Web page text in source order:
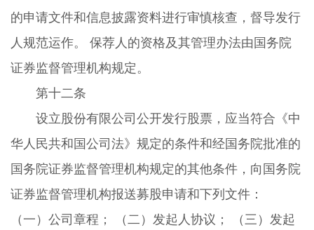
的申请文件和信息披露资料进行审慎核查，督导发行
人规范运作。 保荐人的资格及其管理办法由国务院
证券监督管理机构规定。
第十二条
设立股份有限公司公开发行股票，应当符合《中
华人民共和国公司法》规定的条件和经国务院批准的
国务院证券监督管理机构规定的其他条件，向国务院
证券监督管理机构报送募股申请和下列文件：
（一）公司章程； （二）发起人协议； （三）发起